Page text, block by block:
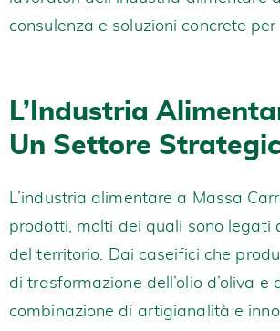
consulenza e soluzioni concrete
L’Industria
Un Settore
L’industria alimentare a Massa
prodotti, molti dei quali sono legati
del territorio. Dai caseifici che
di trasformazione dell’olio d’oliva
combinazione di artigianalità e